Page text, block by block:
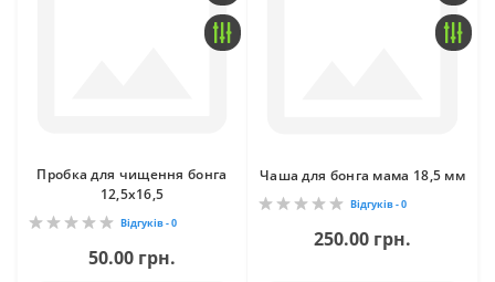
Пробка для чищення бонга
12,5x16,5
Відгуків - 0
50.00 грн.
Чаша для бонга мама 18,5 мм
Відгуків - 0
250.00 грн.